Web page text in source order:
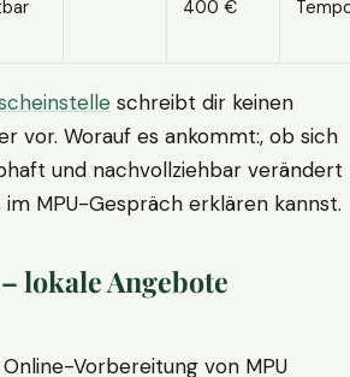
400 €
schreibt dir keinen
vor. Worauf es ankommt:, ob sich
und nachvollziehbar verändert
MPU-Gespräch erklären kannst.
lokale Angebote
Vorbereitung von MPU